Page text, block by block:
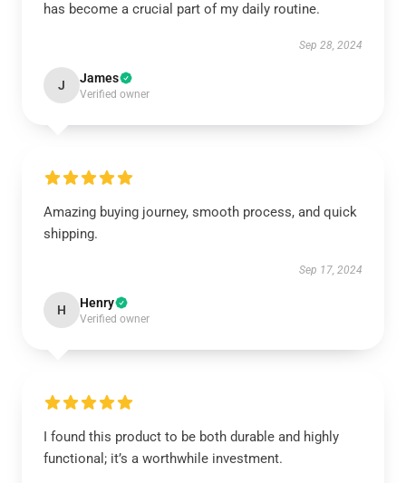
has become a crucial part of my daily routine.
Sep 28, 2024
J James
Verified owner
Amazing buying journey, smooth process, and quick
shipping.
Sep 17, 2024
H Henry
Verified owner
I found this product to be both durable and highly
functional; it’s a worthwhile investment.